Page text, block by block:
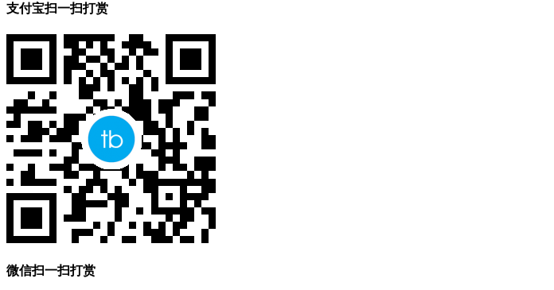
支付宝扫一扫打赏
微信扫一扫打赏